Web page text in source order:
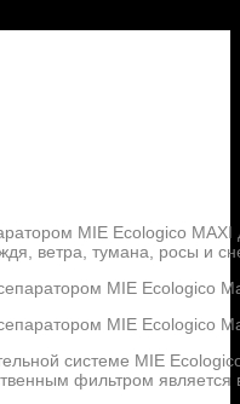
MIE Ecologico MAXI
ветра, тумана, росы и
системе MIE
фильтром является